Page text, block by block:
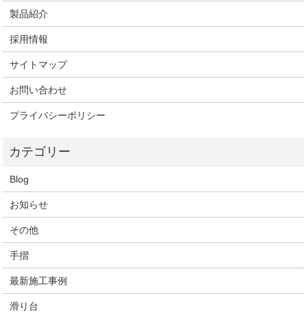
製品紹介
採用情報
サイトマップ
お問い合わせ
プライバシーポリシー
Blog
お知らせ
その他
手摺
最新施工事例
滑り台